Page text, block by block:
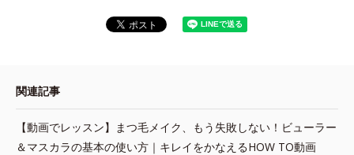
関連記事
【動画でレッスン】まつ毛メイク、もう失敗しない！ビューラー
＆マスカラの基本の使い方｜キレイをかなえるHOW TO動画